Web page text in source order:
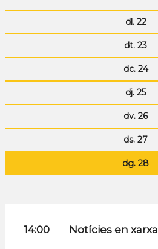
dl. 22
dt. 23
dc. 24
dj. 25
dv. 26
ds. 27
dg. 28
14:00 Notícies en xarxa